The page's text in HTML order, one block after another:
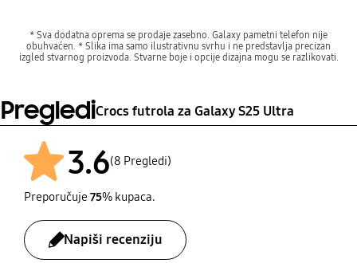
* Sva dodatna oprema se prodaje zasebno. Galaxy pametni telefon nije
obuhvaćen. * Slika ima samo ilustrativnu svrhu i ne predstavlja precizan
izgled stvarnog proizvoda. Stvarne boje i opcije dizajna mogu se razlikovati.
PreglediCrocs futrola za Galaxy S25 Ultra
3.6(8 Pregledi)
Preporučuje75% kupaca.
Napiši recenziju